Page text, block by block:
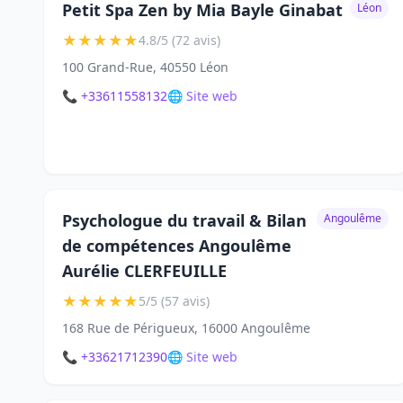
Petit Spa Zen by Mia Bayle Ginabat Léon
★★★★★4.8/5 (72 avis)
100 Grand-Rue, 40550 Léon
📞 +33611558132🌐 Site web
Psychologue du travail & Bilan
de compétences Angoulême
Aurélie CLERFEUILLE
Angoulême
★★★★★5/5 (57 avis)
168 Rue de Périgueux, 16000 Angoulême
📞 +33621712390🌐 Site web